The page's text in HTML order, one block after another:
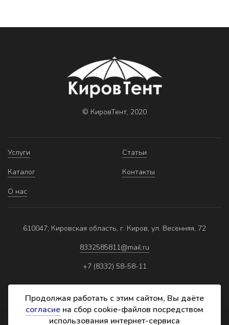
© КировТент, 2020
Услуги
Каталог
О нас
Статьи
Контакты
610047, Кировская область, г. Киров, ул. Весенняя, 72
8332585811@mail.ru
+7 (8332) 58-58-11
Политика обработки персональных данных
Продолжая работать с этим сайтом, Вы даёте
согласие на сбор cookie-файлов посредством
использования интернет-сервиса